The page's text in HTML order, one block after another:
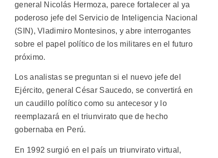
general Nicolás Hermoza, parece fortalecer al ya
poderoso jefe del Servicio de Inteligencia Nacional
(SIN), Vladimiro Montesinos, y abre interrogantes
sobre el papel político de los militares en el futuro
próximo.
Los analistas se preguntan si el nuevo jefe del
Ejército, general César Saucedo, se convertirá en
un caudillo político como su antecesor y lo
reemplazará en el triunvirato que de hecho
gobernaba en Perú.
En 1992 surgió en el país un triunvirato virtual,